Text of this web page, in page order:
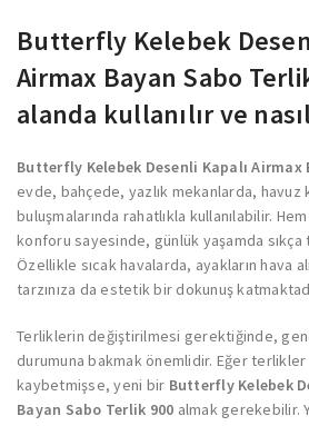
Butterfly Kelebek
Airmax Bayan Sabo
alanda kullanılır ve
Butterfly Kelebek Desenli Kapalı Airmax
evde, bahçede, yazlık mekanlarda, havuz
buluşmalarında rahatlıkla kullanılabilir.
konforu sayesinde, günlük yaşamda
Özellikle sıcak havalarda, ayakların hava
tarzınıza da estetik bir dokunuş
Terliklerin değiştirilmesi gerektiğinde,
durumuna bakmak önemlidir. Eğer terlikler
kaybetmişse, yeni bir Butterfly Kelebek
Bayan Sabo Terlik 900 almak gerekebilir.